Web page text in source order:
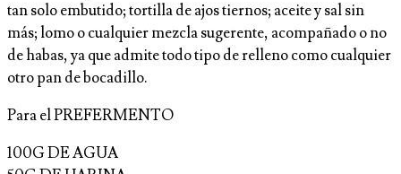
tan solo embutido; tortilla de ajos tiernos; aceite y sal sin
más; lomo o cualquier mezcla sugerente, acompañado o no
de habas, ya que admite todo tipo de relleno como cualquier
otro pan de bocadillo.
Para el PREFERMENTO
100G DE AGUA